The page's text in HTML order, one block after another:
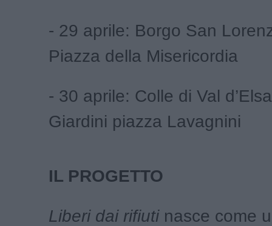
- 29 aprile: Borgo San
Piazza della Misericordia
- 30 aprile: Colle di Val
Giardini piazza Lavagnini
IL PROGETTO
Liberi dai rifiutinasce come